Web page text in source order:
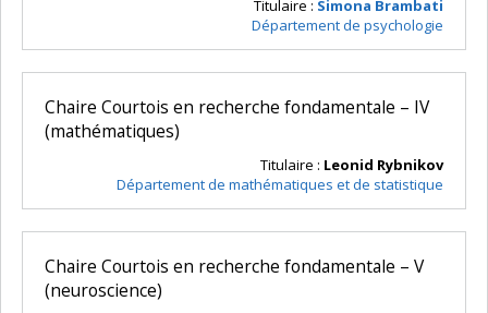
Titulaire : Simona Brambati
Département de psychologie
Chaire Courtois en recherche fondamentale – IV
(mathématiques)
Titulaire : Leonid Rybnikov
Département de mathématiques et de statistique
Chaire Courtois en recherche fondamentale – V
(neuroscience)